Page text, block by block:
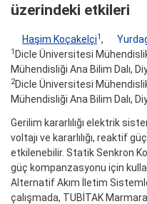
üzerindeki etkileri
Haşim Koçakelçi1,
1 Dicle Üniversitesi
Mühendisliği Ana Bilim Dalı,
2Dicle Üniversitesi
Mühendisliği Ana Bilim Dalı,
Gerilim kararlılığı elektrik
voltajı ve kararlılığı, reaktif
etkilenebilir. Statik Senkron
güç kompanzasyonu için
Alternatif Akım İletim
çalışmada, TUBİTAK